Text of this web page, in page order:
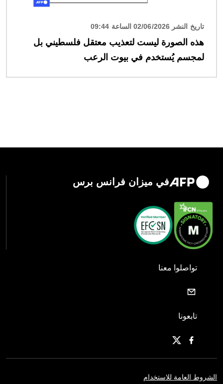
تاريخ النشر 02/06/2026 الساعة 09:44
هذه الصورة ليست لتعذيب معتقل فلسطيني بل
لمجسم يُستخدم في بيوت الرعب
في ميزان فرانس برس
تواصلوا معنا
تابعونا
الشروط العامة للاستخدام